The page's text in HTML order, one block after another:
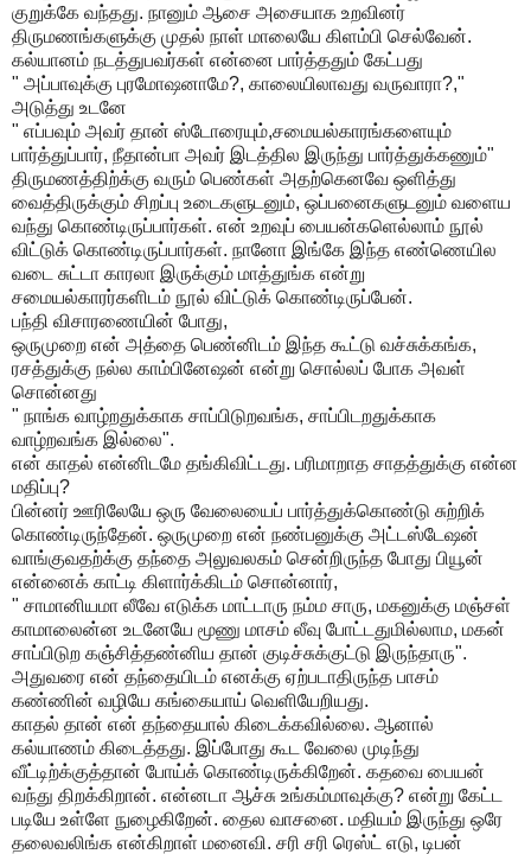
குறுக்கே வந்தது. நானும் ஆசை அசையாக உறவினர்
திருமணங்களுக்கு முதல் நாள் மாலையே கிளம்பி செல்வேன்.
கல்யானம் நடத்துபவர்கள் என்னை பார்த்ததும் கேட்பது
" அப்பாவுக்கு புரமோஷனாமே?, காலையிலாவது வருவாரா?,"
அடுத்து உடனே
" எப்பவும் அவர் தான் ஸ்டோரையும்,சமையல்காரங்களையும்
பார்த்துப்பார், நீதான்பா அவர் இடத்தில இருந்து பார்த்துக்கணும்"
திருமணத்திற்க்கு வரும் பெண்கள் அதற்கெனவே ஒளித்து
வைத்திருக்கும் சிறப்பு உடைகளுடனும், ஒப்பனைகளுடனும் வளைய
வந்து கொண்டிருப்பார்கள். என் உறவுப் பையன்களெல்லாம் நூல்
விட்டுக் கொண்டிருப்பார்கள். நானோ இங்கே இந்த எண்ணெயில
வடை சுட்டா காரலா இருக்கும் மாத்துங்க என்று
சமையல்காரர்களிடம் நூல் விட்டுக் கொண்டிருப்பேன்.
பந்தி விசாரணையின் போது,
ஒருமுறை என் அத்தை பெண்னிடம் இந்த கூட்டு வச்சுக்கங்க,
ரசத்துக்கு நல்ல காம்பினேஷன் என்று சொல்லப் போக அவள்
சொன்னது
" நாங்க வாழ்றதுக்காக சாப்பிடுறவங்க, சாப்பிடறதுக்காக
வாழ்றவங்க இல்லை".
என் காதல் என்னிடமே தங்கிவிட்டது. பரிமாறாத சாதத்துக்கு என்ன
மதிப்பு?
பின்னர் ஊரிலேயே ஒரு வேலையைப் பார்த்துக்கொண்டு சுற்றிக்
கொண்டிருந்தேன். ஒருமுறை என் நண்பனுக்கு அட்டஸ்டேஷன்
வாங்குவதற்க்கு தந்தை அலுவலகம் சென்றிருந்த போது பியூன்
என்னைக் காட்டி கிளார்க்கிடம் சொன்னார்,
" சாமானியமா லீவே எடுக்க மாட்டாரு நம்ம சாரு, மகனுக்கு மஞ்சள்
காமாலைன்ன உடனேயே மூணு மாசம் லீவு போட்டதுமில்லாம, மகன்
சாப்பிடுற கஞ்சித்தண்னிய தான் குடிச்சுக்குட்டு இருந்தாரு".
அதுவரை என் தந்தையிடம் எனக்கு ஏற்படாதிருந்த பாசம்
கண்ணின் வழியே கங்கையாய் வெளியேறியது.
காதல் தான் என் தந்தையால் கிடைக்கவில்லை. ஆனால்
கல்யாணம் கிடைத்தது. இப்போது கூட வேலை முடிந்து
வீட்டிற்க்குத்தான் போய்க் கொண்டிருக்கிறேன். கதவை பையன்
வந்து திறக்கிறான். என்னடா ஆச்சு உங்கம்மாவுக்கு? என்று கேட்ட
படியே உள்ளே நுழைகிறேன். தைல வாசனை. மதியம் இருந்து ஒரே
தலைவலிங்க என்கிறாள் மனைவி. சரி சரி ரெஸ்ட் எடு, டிபன்